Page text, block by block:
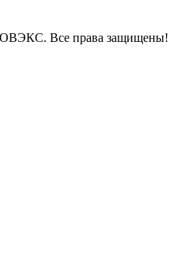
Все права защищены!